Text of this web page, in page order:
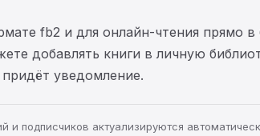
fb2 и для онлайн-чтения прямо
добавлять книги в личную
уведомление.
и подписчиков актуализируются